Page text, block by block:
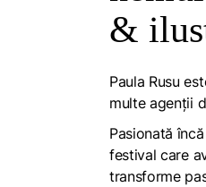
&
Paula Rusu
multe agenții
Pasionată
festival care
transforme